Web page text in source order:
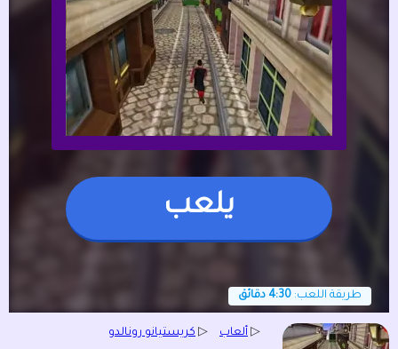
يلعب
طريقة اللعب: 4:30 دقائق
▷ ألعاب ▷ كريستيانو رونالدو